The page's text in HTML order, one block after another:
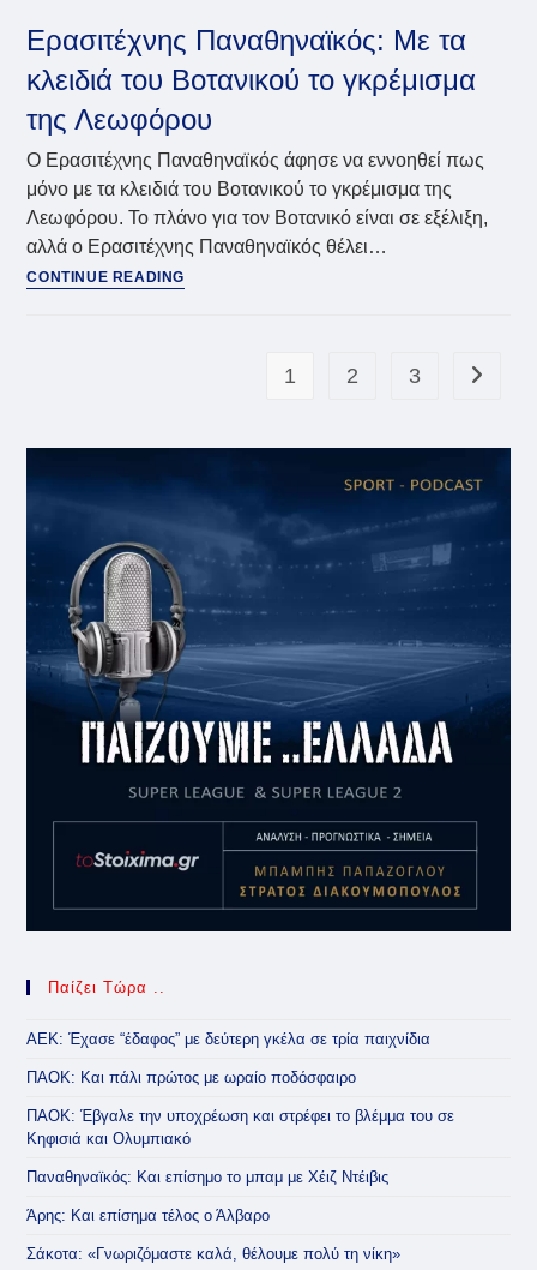
συνοδευτικά
έργα
για
Βοτανικό
Ερασιτέχνης Παναθηναϊκός: Με τα
κλειδιά του Βοτανικού το γκρέμισμα
της Λεωφόρου
Ο Ερασιτέχνης Παναθηναϊκός άφησε να εννοηθεί πως
μόνο με τα κλειδιά του Βοτανικού το γκρέμισμα της
Λεωφόρου. Το πλάνο για τον Βοτανικό είναι σε εξέλιξη,
αλλά ο Ερασιτέχνης Παναθηναϊκός θέλει…
CONTINUE READING
το
1 2 3 Go to
Παίζει Τώρα ..
ΑΕΚ: Έχασε “έδαφος” με δεύτερη γκέλα σε τρία παιχνίδια
ΠΑΟΚ: Και πάλι πρώτος με ωραίο ποδόσφαιρο
ΠΑΟΚ: Έβγαλε την υποχρέωση και στρέφει το βλέμμα του σε
Κηφισιά και Ολυμπιακό
Παναθηναϊκός: Και επίσημο το μπαμ με Χέιζ Ντέιβις
Άρης: Και επίσημα τέλος ο Άλβαρο
Σάκοτα: «Γνωριζόμαστε καλά, θέλουμε πολύ τη νίκη»